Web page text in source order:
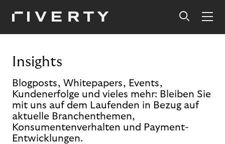
Insights
Blogposts, Whitepapers, Events,
Kundenerfolge und vieles mehr: Bleiben Sie
mit uns auf dem Laufenden in Bezug auf
aktuelle Branchenthemen,
Konsumentenverhalten und Payment-
Entwicklungen.